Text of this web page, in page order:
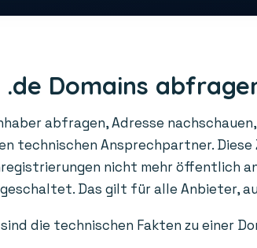
Domains
abfragen, Adresse
technischen Ansprechpartner.
nicht mehr öffentlich
Das gilt für alle Anbieter,
die technischen Fakten zu einer